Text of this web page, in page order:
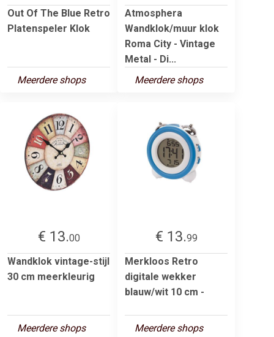
Out Of The Blue Retro
Platenspeler Klok
Meerdere shops
Atmosphera
Wandklok/muur klok
Roma City - Vintage
Metal - Di...
Meerdere shops
€ 13.00
Wandklok vintage-stijl
30 cm meerkleurig
Meerdere shops
€ 13.99
Merkloos Retro
digitale wekker
blauw/wit 10 cm -
Meerdere shops